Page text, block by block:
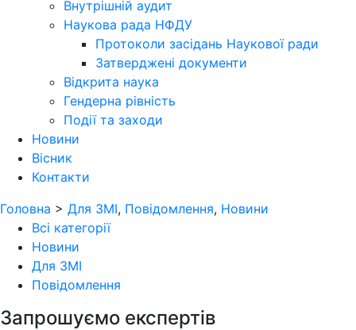
Внутрішній аудит
Наукова рада НФДУ
Протоколи засідань Наукової ради
Затверджені документи
Відкрита наука
Гендерна рівність
Події та заходи
Новини
Вісник
Контакти
Головна > Для ЗМІ, Повідомлення, Новини
Всі категорії
Новини
Для ЗМІ
Повідомлення
Запрошуємо експертів